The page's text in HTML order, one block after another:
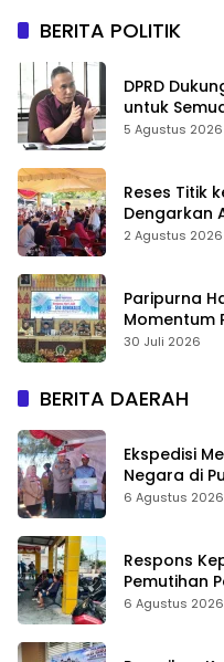
BERITA POLITIK
DPRD
untuk
Sekolah
5 Agustus 2026
Reses Titik
Dengarkan
2 Agustus 2026
Paripurna
Momentum
Negeri
30 Juli 2026
BERITA DAERAH
Ekspedisi
Negara di
6 Agustus 2026
Respons
Pemutihan
6 Agustus 2026